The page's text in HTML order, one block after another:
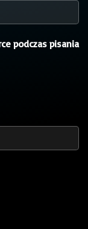
podczas pisania